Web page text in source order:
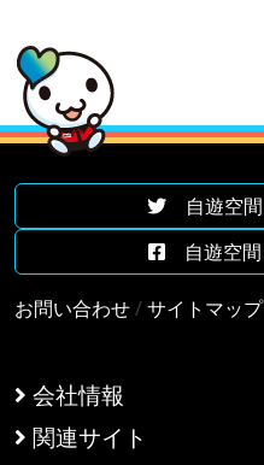
会社情報
関連サイト
自遊空間
自遊空間
お問い合わせ/サイトマップ